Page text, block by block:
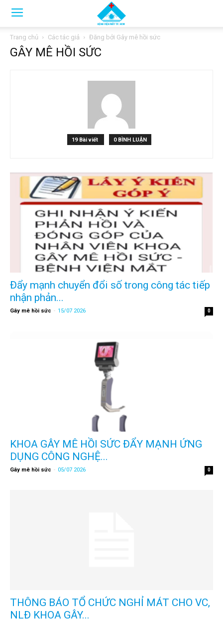
Trang chủ Các tác giả Đăng bởi Gây mê hồi sức
GÂY MÊ HỒI SỨC
19 Bài viết 0 BÌNH LUẬN
Đẩy mạnh chuyển đổi số trong công tác tiếp
nhận phản...
Gây mê hồi sức - 15/07 2026 0
KHOA GÂY MÊ HỒI SỨC ĐẨY MẠNH ỨNG
DỤNG CÔNG NGHỆ...
Gây mê hồi sức - 05/07 2026 0
THÔNG BÁO TỔ CHỨC NGHỈ MÁT CHO VC,
NLĐ KHOA GÂY...